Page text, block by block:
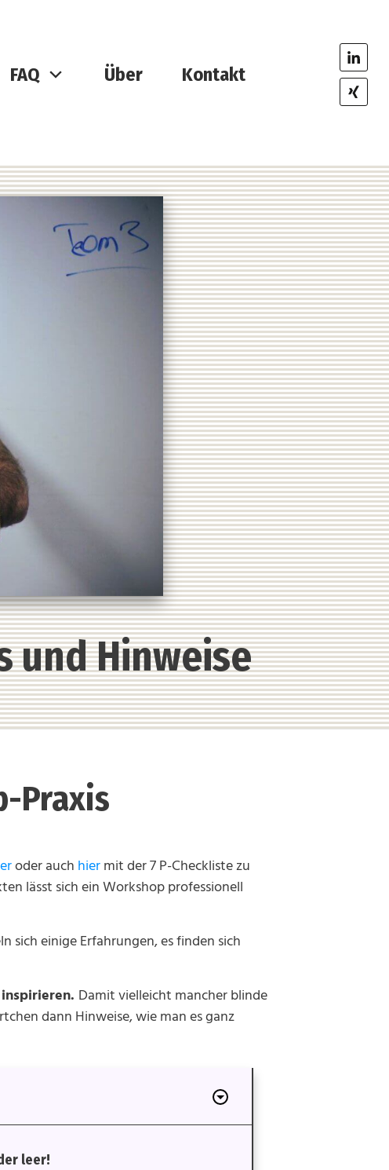
FAQ Über Kontakt
und Hinweise
Praxis
oder auchhiermit der 7 P-Checkliste zu
lässt sich ein Workshop professionell
sich einige Erfahrungen, es finden sich
Damit vielleicht mancher blinde
dann Hinweise, wie man es ganz
leer!